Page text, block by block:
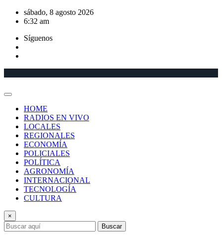
Saltar
sábado, 8 agosto 2026
6:32 am
Síguenos
HOME
RADIOS EN VIVO
LOCALES
REGIONALES
ECONOMÍA
POLICIALES
POLÍTICA
AGRONOMÍA
INTERNACIONAL
TECNOLOGÍA
CULTURA
×
Buscar